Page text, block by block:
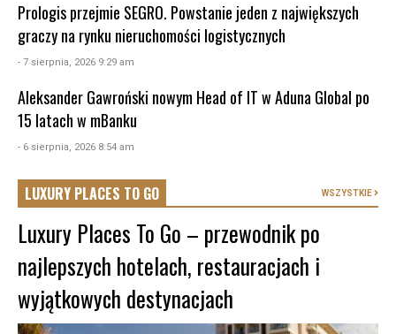
Prologis przejmie SEGRO. Powstanie jeden z największych
graczy na rynku nieruchomości logistycznych
- 7 sierpnia, 2026 9:29 am
Aleksander Gawroński nowym Head of IT w Aduna Global po
15 latach w mBanku
- 6 sierpnia, 2026 8:54 am
LUXURY PLACES TO GO WSZYSTKIE
Luxury Places To Go – przewodnik po
najlepszych hotelach, restauracjach i
wyjątkowych destynacjach